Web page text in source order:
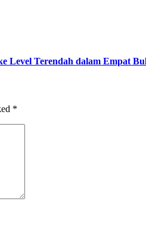
Level Terendah dalam Empat
*